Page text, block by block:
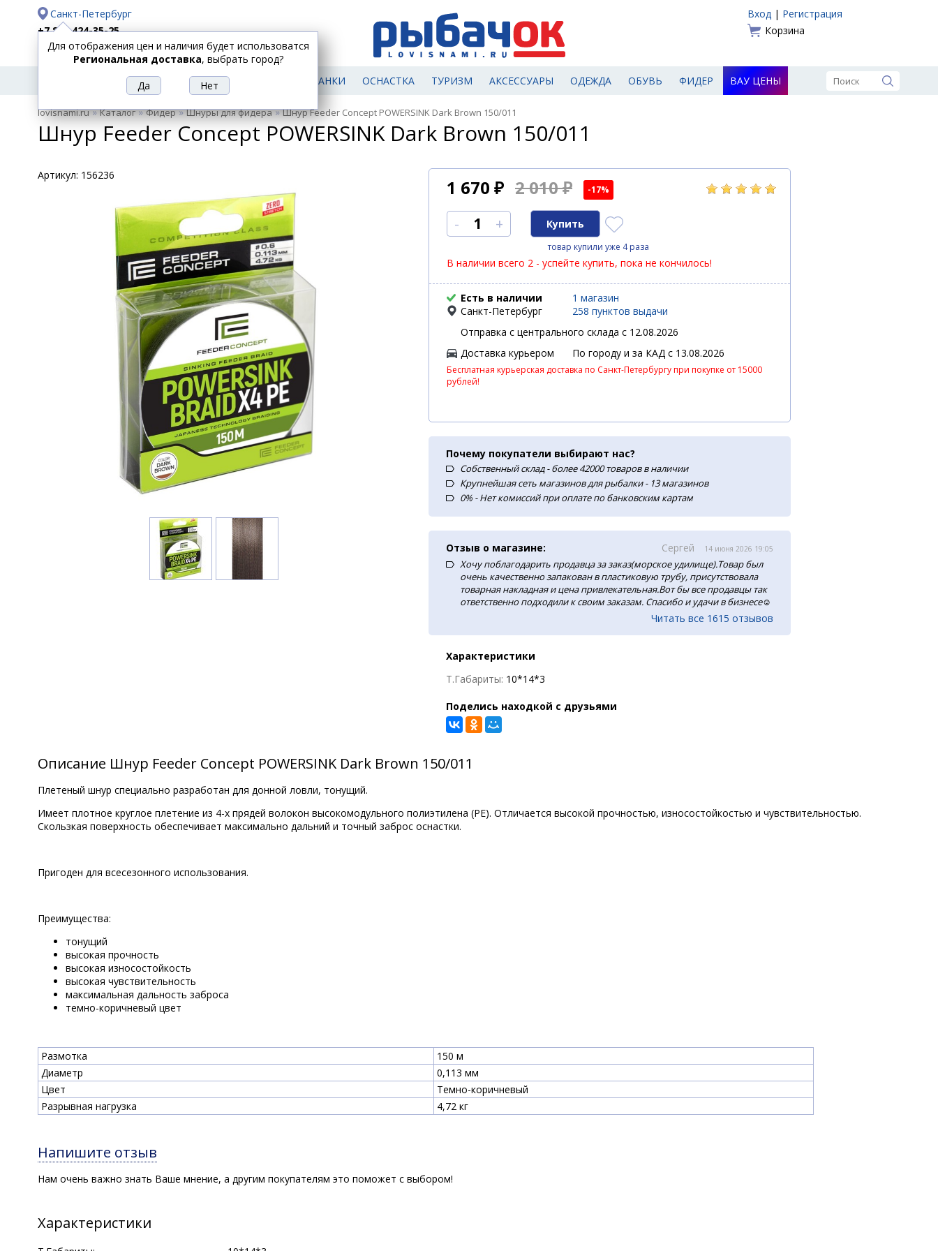
Санкт-Петербург
+7 812 424-35-25
Доставка
Оплата
Вход | Регистрация
Корзина
Для отображения цен и наличия будет использоватся
Региональная доставка, выбрать город?
РЫБОЛОВНЫЕ
ТОВАРЫ
СПИННИНГИ КАТУШКИ ПРИМАНКИ ОСНАСТКА ТУРИЗМ АКСЕССУАРЫ ОДЕЖДА ОБУВЬ ФИДЕР ВАУ ЦЕНЫ
lovisnami.ru»Каталог»Фидер»Шнуры для фидера»Шнур Feeder Concept POWERSINK Dark Brown 150/011
Шнур Feeder Concept POWERSINK Dark Brown 150/011
Артикул: 156236
1 670 ₽ 2 010 ₽ -17%
- +
товар купили уже 4 раза
В наличии всего 2 - успейте купить, пока не кончилось!
Есть в наличии
1 магазин
Санкт-Петербург
258 пунктов выдачи
Отправка с центрального склада с 12.08.2026
Доставка курьером
По городу и за КАД c 13.08.2026
Бесплатная курьерская доставка по Санкт-Петербургу при покупке от 15000
рублей!
Почему покупатели выбирают нас?
Собственный склад - более 42000 товаров в наличии
Крупнейшая сеть магазинов для рыбалки - 13 магазинов
0% - Нет комиссий при оплате по банковским картам
Отзыв о магазине: Сергей 14 июня 2026 19:05
Хочу поблагодарить продавца за заказ(морское удилище).Товар был
очень качественно запакован в пластиковую трубу, присутствовала
товарная накладная и цена привлекательная.Вот бы все продавцы так
ответственно подходили к своим заказам. Спасибо и удачи в бизнесе☺️
Читать все 1615 отзывов
Характеристики
Т.Габариты: 10*14*3
Поделись находкой с друзьями
Описание Шнур Feeder Concept POWERSINK Dark Brown 150/011
Плетеный шнур специально разработан для донной ловли, тонущий.
Имеет плотное круглое плетение из 4-х прядей волокон высокомодульного полиэтилена (РЕ). Отличается высокой прочностью, износостойкостью и чувствительностью.
Скользкая поверхность обеспечивает максимально дальний и точный заброс оснастки.
Пригоден для всесезонного использования.
Преимущества:
тонущий
высокая прочность
высокая износостойкость
высокая чувствительность
максимальная дальность заброса
темно-коричневый цвет
Размотка
150 м
Диаметр
0,113 мм
Цвет
Темно-коричневый
Разрывная нагрузка
4,72 кг
Напишите отзыв
Нам очень важно знать Ваше мнение, а другим покупателям это поможет с выбором!
Характеристики